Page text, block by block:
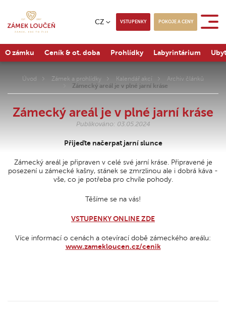
CZ VSTUPENKY POKOJE A CENY
O zámku Ceník & ot. doba Prohlídky Labyrintárium
Úvod Zámek a prohlídky Kalendář akcí
Archiv článků
Zámecký areál je v plné jarní kráse
Zámecký areál je v plné jarní kráse
Publikováno: 03.05.2024
Přijeďte načerpat jarní slunce
Zámecký areál je připraven v celé své jarní kráse. Připravené je
posezení u zámecké kašny, stánek se zmrzlinou ale i dobrá káva -
vše, co je potřeba pro chvíle pohody.
Těšíme se na vás!
VSTUPENKY ONLINE ZDE
Více informací o cenách a otevírací době zámeckého areálu:
www.zamekloucen.cz/cenik